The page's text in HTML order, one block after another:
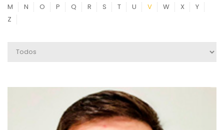
M
N O P Q R S T U V W X
Y
Z